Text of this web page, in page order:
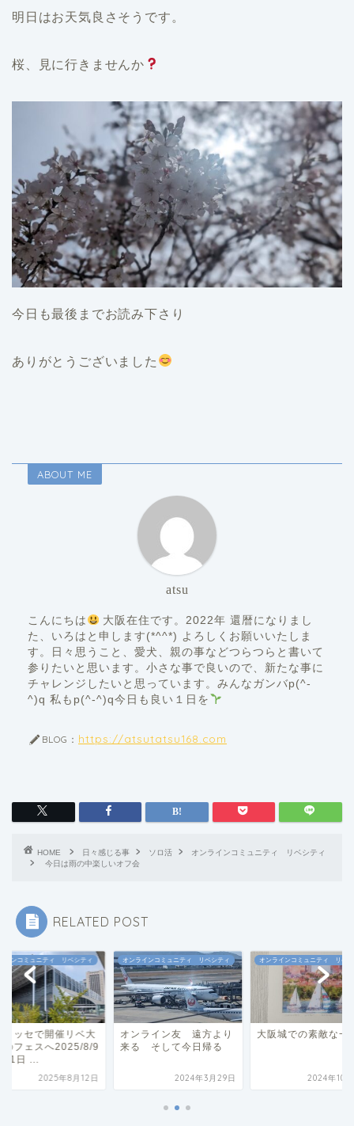
明日はお天気良さそうです。
桜、見に行きませんか
今日も最後までお読み下さり
ありがとうございました
ABOUT ME
atsu
こんにちは
大阪在住です。2022年 還暦になりまし
た、いろはと申します(*^^*) よろしくお願いいたしま
す。日々思うこと、愛犬、親の事などつらつらと書いて
参りたいと思います。小さな事で良いので、新たな事に
チャレンジしたいと思っています。みんなガンバp(^-
^)q 私もp(^-^)q今日も良い１日を
BLOG： https://atsutatsu168.com
HOME 日々感じる事 ソロ活
オンラインコミュニティ リベシティ
今日は雨の中楽しいオフ会
RELATED POST
インコミュニティ リベシティ
メッセで開催リベ大
のフェスへ2025/8/9
11日 ...
2025年8月12日
オンラインコミュニティ リベシティ
オンライン友 遠方より
来る そして今日帰る
2024年3月29日
オンラインコミュニティ リベ
大阪城での素敵な一
2024年10